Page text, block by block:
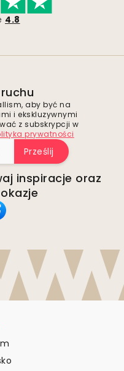
4.8
aby być na
i ekskluzywnymi
z subskrypcji w
prywatności
Prześlij
inspiracje oraz